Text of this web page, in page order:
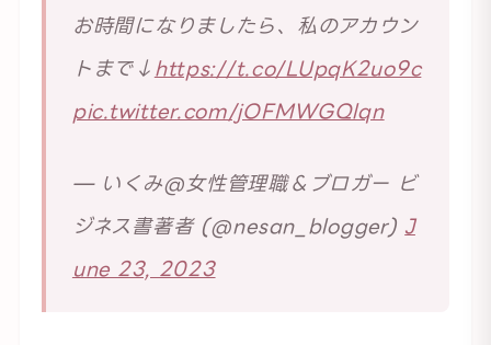
お時間になりましたら、私のアカウン
トまで↓ https://t.co/LUpqK2uo9c
pic.twitter.com/jOFMWGQlqn
— いくみ@女性管理職＆ブロガー ビ
ジネス書著者 (@nesan_blogger) J
une 23, 2023